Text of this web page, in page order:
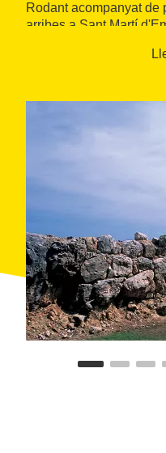
Rodant acompanyat de
arribes a Sant Martí
capital del comtat
Deixa la bicicleta una
d'Empúries. La
pedra s'ho val, ja que
seus carrers i els
caminant arribes a la
l'església t'espera un
Coves, un dels millors
pots veure de lluny els
de Roses i, al sud,
De visita molt
i el seu museu, que es
gregues, un poblat
maig pots fer un tast de